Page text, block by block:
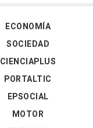
ECONOMÍA
SOCIEDAD
CIENCIAPLUS
PORTALTIC
EPSOCIAL
MOTOR